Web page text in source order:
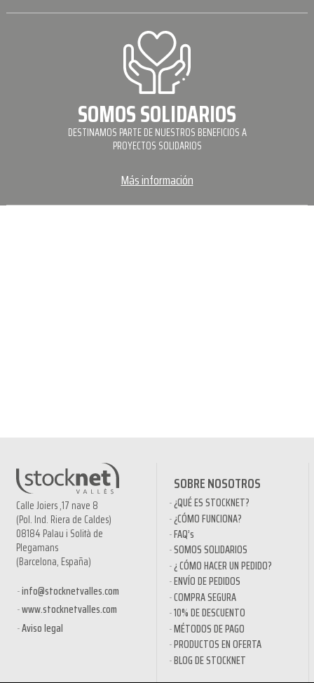
SOMOS SOLIDARIOS
DESTINAMOS PARTE DE NUESTROS BENEFICIOS A
PROYECTOS SOLIDARIOS
Más información
Calle Joiers ,17 nave 8
(Pol. Ind. Riera de Caldes)
08184 Palau i Solità de
Plegamans
(Barcelona, España)
info@stocknetvalles.com
www.stocknetvalles.com
Aviso legal
SOBRE NOSOTROS
¿QUÉ ES STOCKNET?
¿CÓMO FUNCIONA?
FAQ’s
SOMOS SOLIDARIOS
¿ CÓMO HACER UN PEDIDO?
ENVÍO DE PEDIDOS
COMPRA SEGURA
10% DE DESCUENTO
MÉTODOS DE PAGO
PRODUCTOS EN OFERTA
BLOG DE STOCKNET